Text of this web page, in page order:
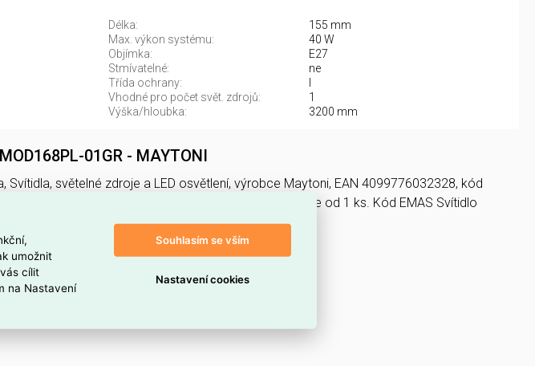
Délka:
155 mm
Max. výkon systému:
40 W
Objímka:
E27
Stmívatelné:
ne
Třída ochrany:
Vhodné pro počet svět. zdrojů:
1
Výška/hloubka: 3200 mm
01GR - MAYTONI
Svítidla, světelné zdroje a LED osvětlení, výrobce Maytoni, EAN 4099776032328, kód
E27x1 40W MOD168PL-01GR - MAYTONI nabízíme od 1 ks. Kód EMAS Svítidlo
umožnit
cílit
na Nastavení
Souhlasím se vším
Nastavení cookies